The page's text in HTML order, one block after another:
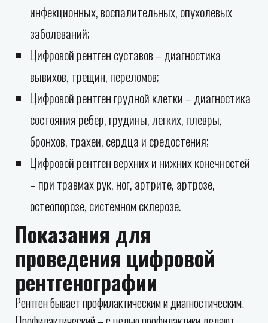
инфекционных, воспалительных, опухолевых
заболеваний;
Цифровой рентген суставов – диагностика
вывихов, трещин, переломов;
Цифровой рентген грудной клетки – диагностика
состояния ребер, грудины, легких, плевры,
бронхов, трахеи, сердца и средостения;
Цифровой рентген верхних и нижних конечностей
– при травмах рук, ног, артрите, артрозе,
остеопорозе, системном склерозе.
Показания для
проведения цифровой
рентгенографии
Рентген бывает профилактическим и диагностическим.